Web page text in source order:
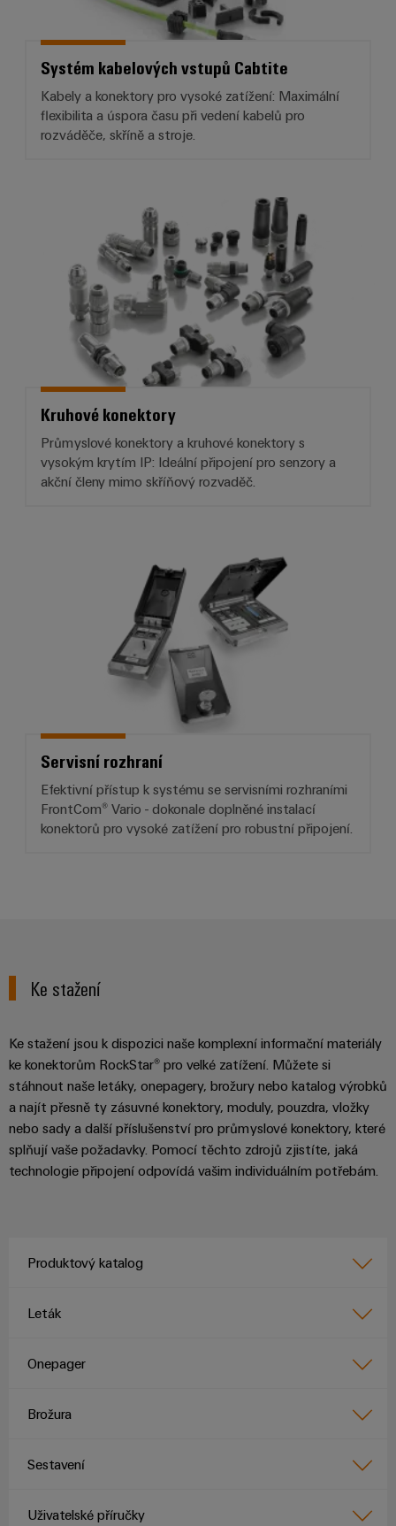
Systém kabelových vstupů Cabtite
Kabely a konektory pro vysoké zatížení: Maximální
flexibilita a úspora času při vedení kabelů pro
rozváděče, skříně a stroje.
Kruhové konektory
Kruhové konektory
Průmyslové konektory a kruhové konektory s
vysokým krytím IP: Ideální připojení pro senzory a
akční členy mimo skříňový rozvaděč.
Servisní rozhraní
Servisní rozhraní
Efektivní přístup k systému se servisními rozhraními
FrontCom® Vario - dokonale doplněné instalací
konektorů pro vysoké zatížení pro robustní připojení.
Ke stažení
Ke stažení jsou k dispozici naše komplexní informační materiály
ke konektorům RockStar® pro velké zatížení. Můžete si
stáhnout naše letáky, onepagery, brožury nebo katalog výrobků
a najít přesně ty zásuvné konektory, moduly, pouzdra, vložky
nebo sady a další příslušenství pro průmyslové konektory, které
splňují vaše požadavky. Pomocí těchto zdrojů zjistíte, jaká
technologie připojení odpovídá vašim individuálním potřebám.
Produktový katalog
Leták
Onepager
Brožura
Sestavení
Uživatelské příručky